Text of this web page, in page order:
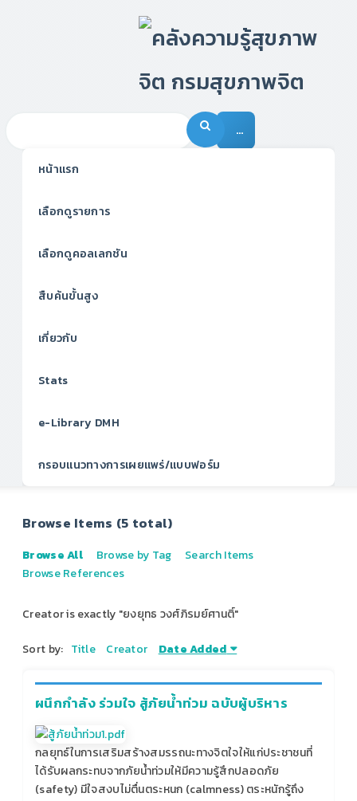
…
หน้าแรก
เลือกดูรายการ
เลือกดูคอลเลกชัน
สืบค้นขั้นสูง
เกี่ยวกับ
Stats
e-Library DMH
กรอบแนวทางการเผยแพร่/แบบฟอร์ม
Browse Items (5 total)
Browse All Browse by Tag
Search Items
Browse References
Creator is exactly "ยงยุทธ วงศ์ภิรมย์ศานติ์"
Sort by: Title Creator Date Added
ผนึกกำลัง ร่วมใจ สู้ภัยน้ำท่วม ฉบับผู้บริหาร
กลยุทธ์ในการเสริมสร้างสมรรถนะทางจิตใจให้แก่ประชาชนที่
ได้รับผลกระทบจากภัยน้ำท่วมให้มีความรู้สึกปลอดภัย
(safety) มีใจสงบไม่ตื่นตระหนก (calmness) ตระหนักรู้ถึง